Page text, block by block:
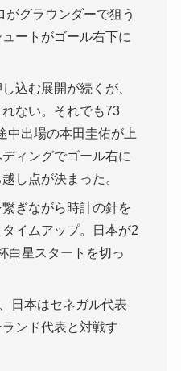
グラウンダーで狙う
ートがゴール右下に
込む展開が続くが、
ない。それでも73
中出場の本田圭佑が上
ィングでゴール右に
し点が決まった。
ぎながら時計の針を
イムアップ。日本が2
白星スタートを切っ
日本はセネガル代表
ンド代表と対戦す